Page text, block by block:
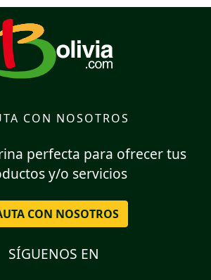
CON NOSOTROS
perfecta para ofrecer tus
y/o servicios
CON NOSOTROS
SÍGUENOS EN